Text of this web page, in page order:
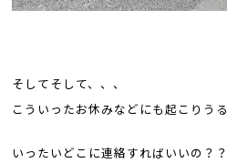
そしてそして、、、
こういったお休みなどにも起こりうる
いったいどこに連絡すればいいの？？